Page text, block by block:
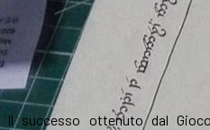
Il successo ottenuto dal